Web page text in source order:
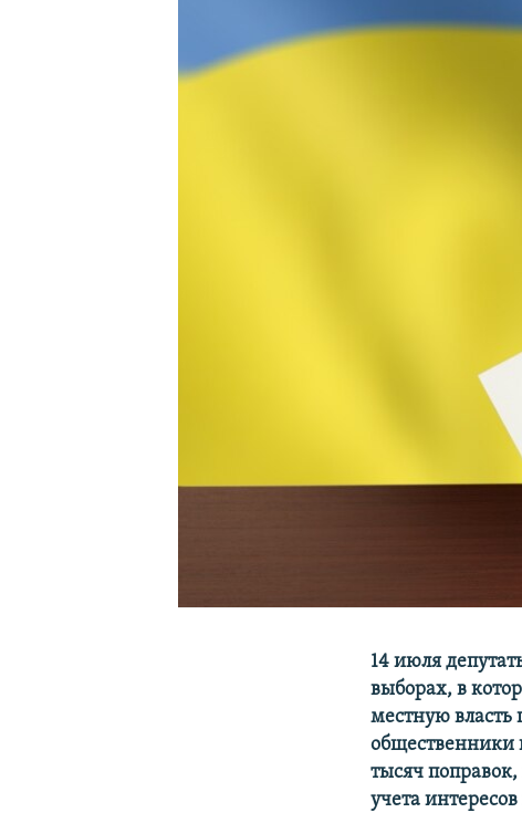
14 июля
выборах, в
местную власть
общественники
тысяч
учета